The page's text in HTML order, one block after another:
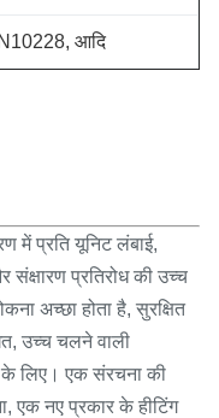
आदि
में प्रति यूनिट लंबाई,
प्रतिरोध की उच्च
अच्छा होता है, सुरक्षित
उच्च चलने वाली
के लिए। एक संरचना की
एक नए प्रकार के हीटिंग